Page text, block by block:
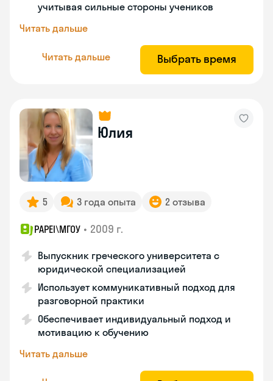
учитывая сильные стороны учеников
Читать дальше
Читать дальше Выбрать время
Юлия
5 3 года опыта 2 отзыва
PAPEI\MГОУ • 2009 г.
Выпускник греческого университета с
юридической специализацией
Использует коммуникативный подход для
разговорной практики
Обеспечивает индивидуальный подход и
мотивацию к обучению
Читать дальше